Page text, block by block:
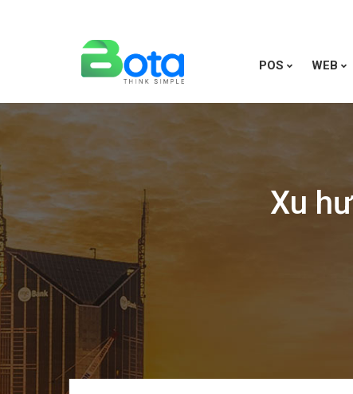
POS WEB
Xu